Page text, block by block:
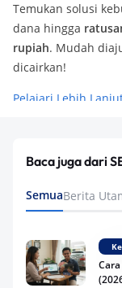
Temukan solusi
dana hingga
rupiah. Mudah
dicairkan!
Pelajari Lebih
Baca juga dari
SemuaBerita